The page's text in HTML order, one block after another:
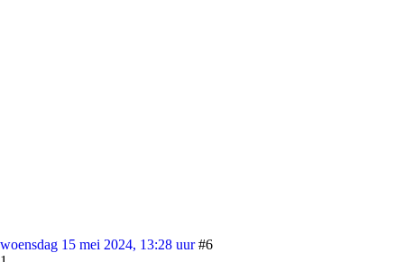
woensdag 15 mei 2024, 13:28 uur #6